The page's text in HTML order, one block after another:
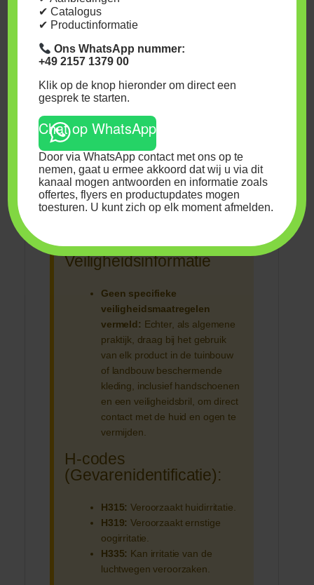
maximaal de tweede week
van de bloei.
Vraag 2: Is Bio-G-Power
plantensoorten?
product voor de meeste
planten geschikt is, kan het
altijd verstandig zijn om de
reactie van uw specifieke
plantensoort te monitoren en
de dosering eventueel aan te
passen.
Veiligheidsinformatie
Geen specifieke
veiligheidsmaatregelen
vermeld: Echter, als algemene
praktijk, draag bij het gebruik
van elk product in de tuinbouw
of landbouw beschermende
kleding, inclusief handschoenen
en een veiligheidsbril, om direct
contact met de huid en ogen te
vermijden.
H-codes
(Gevarenidentificatie):
H315: Veroorzaakt huidirritatie.
H319: Veroorzaakt ernstige
oogirritatie.
H335: Kan irritatie van de
luchtwegen veroorzaken.
✔ Catalogus
✔ Productinformatie
Ons WhatsApp nummer:
+49 2157 1379 00
Klik op de knop hieronder om direct een
gesprek te starten.
Chat op WhatsApp
Door via WhatsApp contact met ons op te
nemen, gaat u ermee akkoord dat wij u via dit
kanaal mogen antwoorden en informatie zoals
offertes, flyers en productupdates mogen
toesturen. U kunt zich op elk moment afmelden.